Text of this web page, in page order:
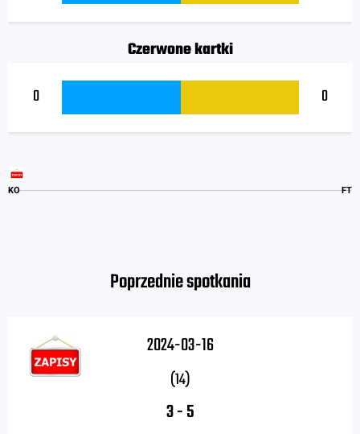
Czerwone kartki
0
0
KO FT
Poprzednie spotkania
2024-03-16
(14)
3-5